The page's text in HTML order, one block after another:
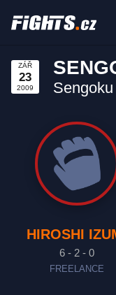
ZÁŘ
23
2009 Sengoku
HIROSHI
6 - 2 - 0
FREELANCE